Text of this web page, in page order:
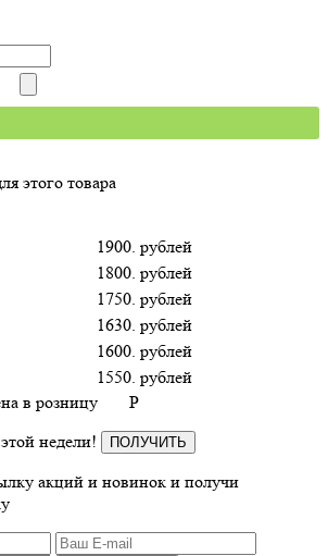
этого товара
1900. рублей
1800. рублей
1750. рублей
1630. рублей
1600. рублей
1550. рублей
в розницу
P
недели!
ПОЛУЧИТЬ
акций и новинок и получи